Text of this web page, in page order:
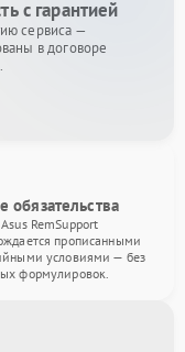
с гарантией
сервиса —
в договоре
обязательства
RemSupport
прописанными
условиями — без
формулировок.